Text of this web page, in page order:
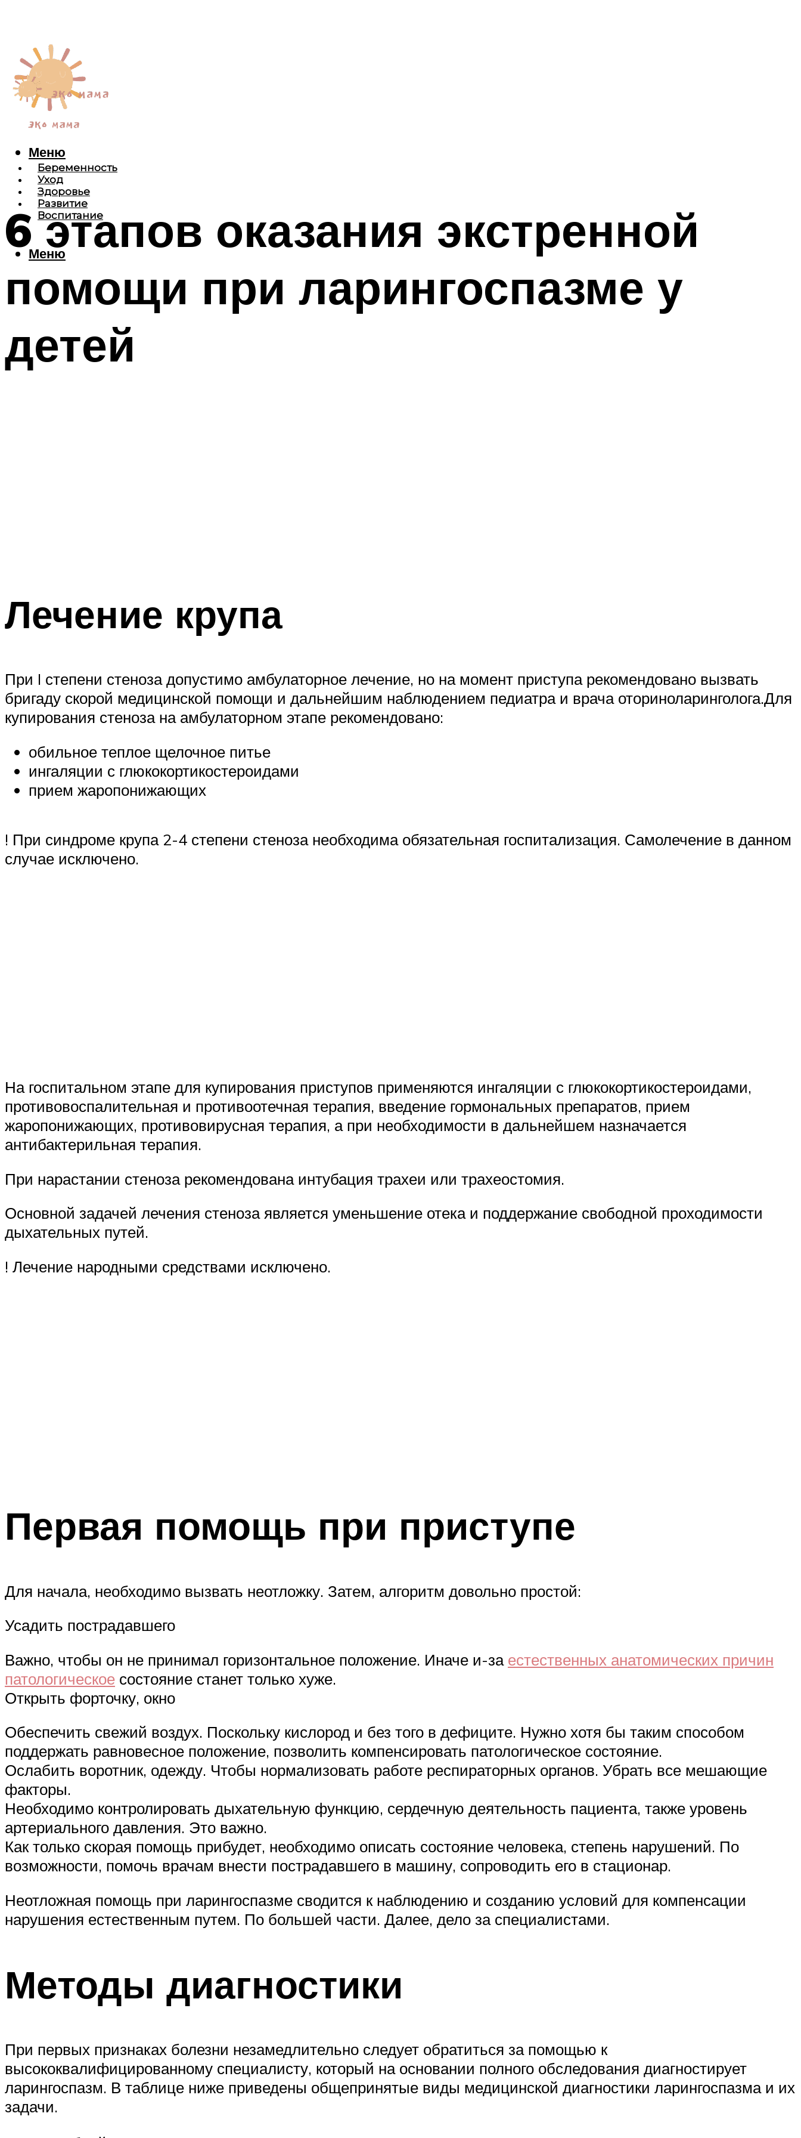
Беременность
Уход
Здоровье
Развитие
Воспитание
Меню
Меню
6 этапов оказания экстренной
помощи при ларингоспазме у
детей
Лечение крупа
При I степени стеноза допустимо амбулаторное лечение, но на момент приступа рекомендовано вызвать
бригаду скорой медицинской помощи и дальнейшим наблюдением педиатра и врача оториноларинголога.Для
купирования стеноза на амбулаторном этапе рекомендовано:
обильное теплое щелочное питье
ингаляции с глюкокортикостероидами
прием жаропонижающих
! При синдроме крупа 2-4 степени стеноза необходима обязательная госпитализация. Самолечение в данном
случае исключено.
На госпитальном этапе для купирования приступов применяются ингаляции с глюкокортикостероидами,
противовоспалительная и противоотечная терапия, введение гормональных препаратов, прием
жаропонижающих, противовирусная терапия, а при необходимости в дальнейшем назначается
антибактерильная терапия.
При нарастании стеноза рекомендована интубация трахеи или трахеостомия.
Основной задачей лечения стеноза является уменьшение отека и поддержание свободной проходимости
дыхательных путей.
! Лечение народными средствами исключено.
Первая помощь при приступе
Для начала, необходимо вызвать неотложку. Затем, алгоритм довольно простой:
Усадить пострадавшего
Важно, чтобы он не принимал горизонтальное положение. Иначе и-за естественных анатомических причин
патологическое состояние станет только хуже.
Открыть форточку, окно
Обеспечить свежий воздух. Поскольку кислород и без того в дефиците. Нужно хотя бы таким способом
поддержать равновесное положение, позволить компенсировать патологическое состояние.
Ослабить воротник, одежду. Чтобы нормализовать работе респираторных органов. Убрать все мешающие
факторы.
Необходимо контролировать дыхательную функцию, сердечную деятельность пациента, также уровень
артериального давления. Это важно.
Как только скорая помощь прибудет, необходимо описать состояние человека, степень нарушений. По
возможности, помочь врачам внести пострадавшего в машину, сопроводить его в стационар.
Неотложная помощь при ларингоспазме сводится к наблюдению и созданию условий для компенсации
нарушения естественным путем. По большей части. Далее, дело за специалистами.
Методы диагностики
При первых признаках болезни незамедлительно следует обратиться за помощью к
высококвалифицированному специалисту, который на основании полного обследования диагностирует
ларингоспазм. В таблице ниже приведены общепринятые виды медицинской диагностики ларингоспазма и их
задачи.